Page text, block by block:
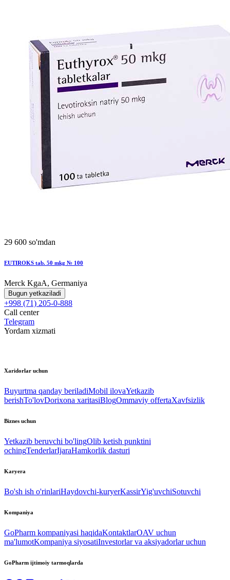
29 600 so'mdan
EUTIROKS tab. 50 mkg № 100
Merck KgaA, Germaniya
Bugun yetkaziladi
+998 (71) 205-0-888
Call center
Telegram
Yordam xizmati
Xaridorlar uchun
Buyurtma qanday beriladiMobil ilovaYetkazib
berishTo'lovDorixona xaritasiBlogOmmaviy offertaXavfsizlik
Biznes uchun
Yetkazib beruvchi bo'lingOlib ketish punktini
ochingTenderlarIjaraHamkorlik dasturi
Karyera
Bo'sh ish o'rinlariHaydovchi-kuryerKassirYig'uvchiSotuvchi
Kompaniya
GoPharm kompaniyasi haqidaKontaktlarOAV uchun
ma'lumotKompaniya siyosatiInvestorlar va aksiyadorlar uchun
GoPharm ijtimoiy tarmoqlarda